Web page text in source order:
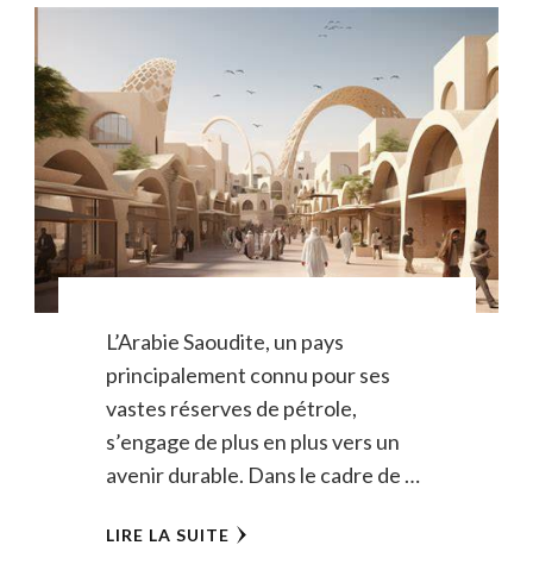
L’Arabie Saoudite, un pays
principalement connu pour ses
vastes réserves de pétrole,
s’engage de plus en plus vers un
avenir durable. Dans le cadre de …
LIRE LA SUITE